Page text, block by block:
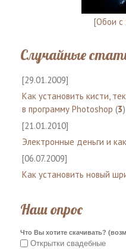
[Обои с
Случайные
[29.01.2009]
Как установить кисти,
в программу Photoshop (3)
[21.01.2010]
Электронные деньги и
[06.07.2009]
Как установить новый
Наш опрос
Что Вы хотите скачивать?
Открытки свадебные